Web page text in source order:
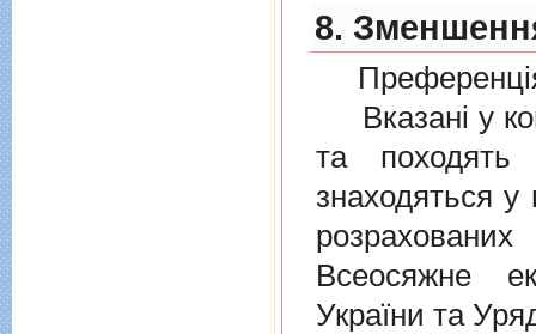
8.
Вказані у
та походять
знаходяться у
Всеосяжне
України та